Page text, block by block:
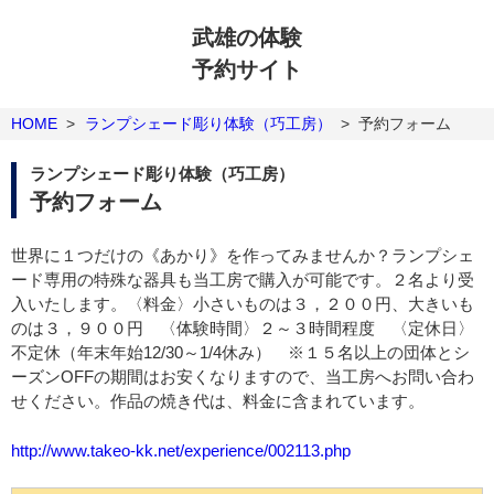
武雄の体験
予約サイト
HOME > ランプシェード彫り体験（巧工房） > 予約フォーム
ランプシェード彫り体験（巧工房）
予約フォーム
世界に１つだけの《あかり》を作ってみませんか？ランプシェ
ード専用の特殊な器具も当工房で購入が可能です。２名より受
入いたします。〈料金〉小さいものは３，２００円、大きいも
のは３，９００円 〈体験時間〉２～３時間程度 〈定休日〉
不定休（年末年始12/30～1/4休み） ※１５名以上の団体とシ
ーズンOFFの期間はお安くなりますので、当工房へお問い合わ
せください。作品の焼き代は、料金に含まれています。
http://www.takeo-kk.net/experience/002113.php